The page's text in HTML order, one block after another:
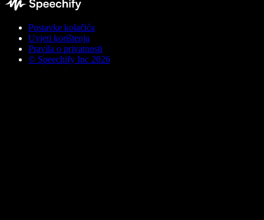
Postavke kolačića
Uvjeti korištenja
Pravila o privatnosti
© Speechify Inc 2026